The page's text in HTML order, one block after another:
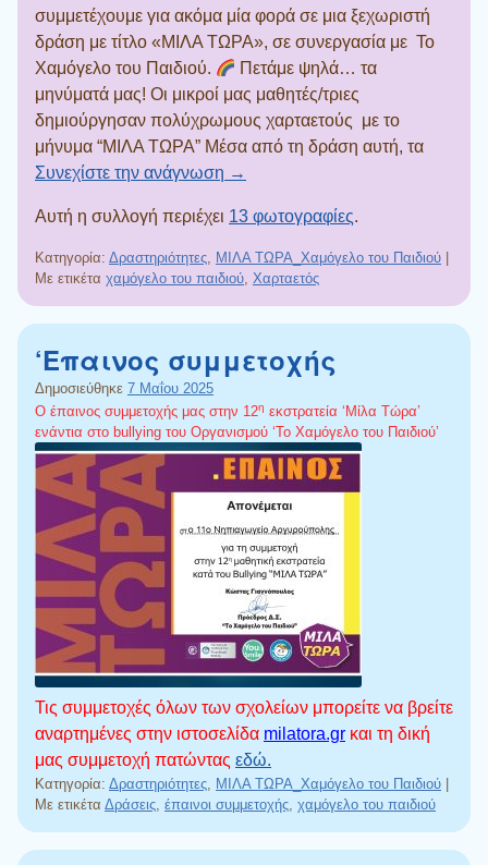
συμμετέχουμε για ακόμα μία φορά σε μια ξεχωριστή
δράση με τίτλο «ΜΙΛΑ ΤΩΡΑ», σε συνεργασία με Το
Χαμόγελο του Παιδιού.
Πετάμε ψηλά… τα
μηνύματά μας! Οι μικροί μας μαθητές/τριες
δημιούργησαν πολύχρωμους χαρταετούς με το
μήνυμα “ΜΙΛΑ ΤΩΡΑ” Μέσα από τη δράση αυτή, τα
Συνεχίστε την ανάγνωση →
Αυτή η συλλογή περιέχει 13 φωτογραφίες.
Κατηγορία: Δραστηριότητες ΜΙΛΑ ΤΩΡΑ_Χαμόγελο του Παιδιού
Με ετικέτα χαμόγελο του παιδιού Χαρταετός
‘Επαινος συμμετοχής
Δημοσιεύθηκε 7 Μαΐου 2025
Ο έπαινος συμμετοχής μας στην 12η εκστρατεία ‘Μίλα Τώρα’
ενάντια στο bullying του Οργανισμού ‘Το Χαμόγελο του Παιδιού’
Τις συμμετοχές όλων των σχολείων μπορείτε να βρείτε
αναρτημένες στην ιστοσελίδα milatora.gr και τη δική
μας συμμετοχή πατώντας εδώ.
Κατηγορία: Δραστηριότητες ΜΙΛΑ ΤΩΡΑ_Χαμόγελο του Παιδιού
Με ετικέτα Δράσεις έπαινοι συμμετοχής χαμόγελο του παιδιού